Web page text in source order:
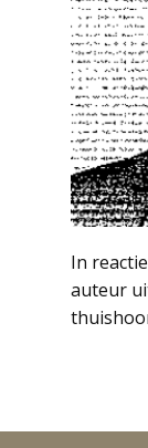
In
auteur